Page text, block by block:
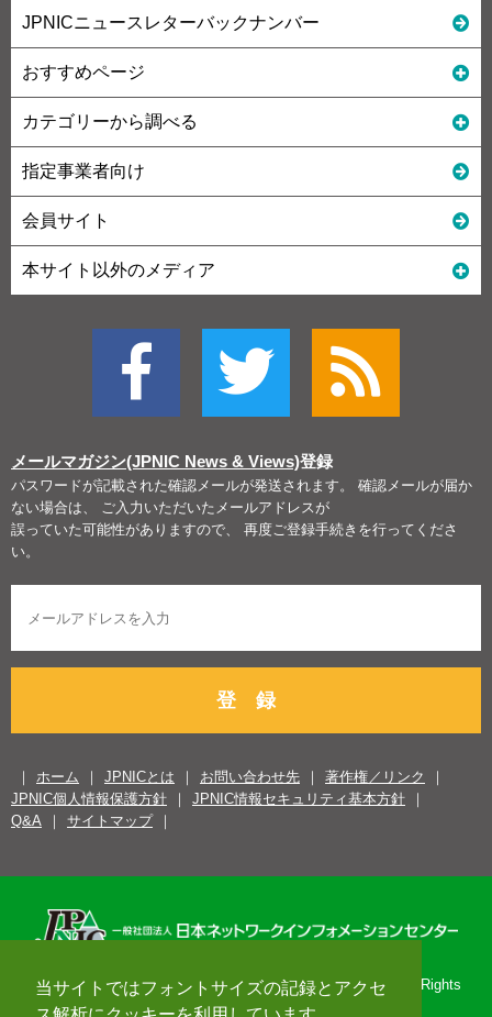
当サイトではフォントサイズの記録とアクセ
JPNICニュースレターバックナンバー
おすすめページ
カテゴリーから調べる
指定事業者向け
会員サイト
本サイト以外のメディア
メールマガジン(JPNIC News & Views)登録
パスワードが記載された確認メールが発送されます。 確認メールが届か
ない場合は、 ご入力いただいたメールアドレスが
誤っていた可能性がありますので、 再度ご登録手続きを行ってくださ
い。
登 録
ホーム JPNICとは お問い合わせ先
著作権／リンク
JPNIC個人情報保護方針
JPNIC情報セキュリティ基本方針
Q&A
サイトマップ
Copyright© 1996-2026 Japan Network Information Center. All Rights
Reserved.